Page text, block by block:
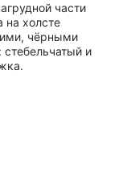
части
холсте
чёрными
и